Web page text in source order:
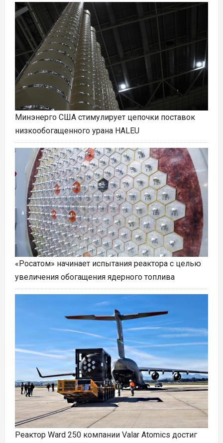
Минэнерго США стимулирует цепочки поставок
низкообогащенного урана HALEU
«Росатом» начинает испытания реактора с целью
увеличения обогащения ядерного топлива
Реактор Ward 250 компании Valar Atomics достиг